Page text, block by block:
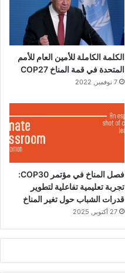
الكلمة الكاملة للأمين العام للأمم
المتحدة في قمة المناخ COP27
7 نوفمبر, 2022
فصل المناخ في مؤتمر COP30:
تجربة تعليمية تفاعلية لتطوير
قدرات الشباب حول تغير المناخ
27 أكتوبر, 2025